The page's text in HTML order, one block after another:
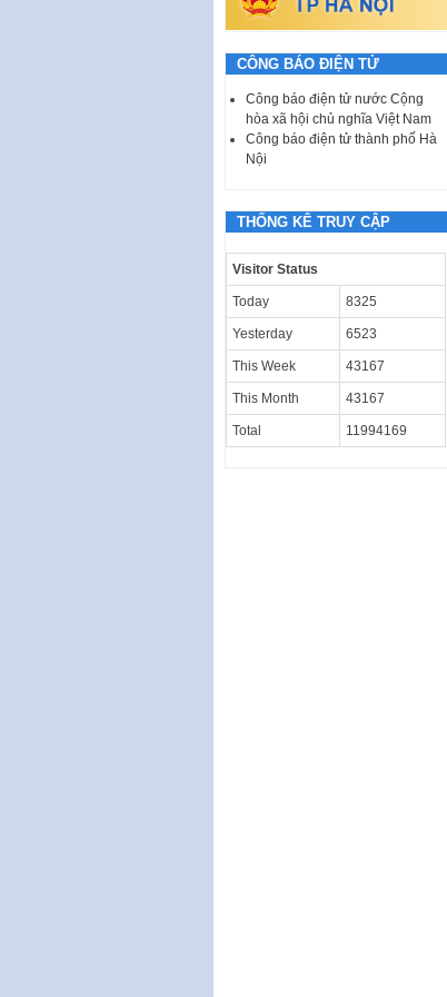
CÔNG BÁO ĐIỆN TỬ
Công báo điện tử nước Cộng
hòa xã hội chủ nghĩa Việt Nam
Công báo điện tử thành phố Hà
Nội
THỐNG KÊ TRUY CẬP
Visitor Status
Today 8325
Yesterday 6523
This Week 43167
This Month 43167
Total 11994169